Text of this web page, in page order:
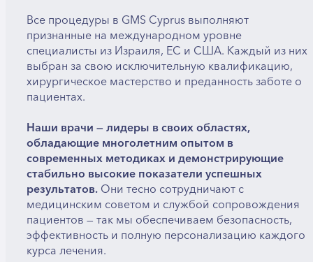
Все процедуры в GMS Cyprus выполняют
признанные на международном уровне
специалисты из Израиля, ЕС и США. Каждый из них
выбран за свою исключительную квалификацию,
хирургическое мастерство и преданность заботе о
пациентах.
Наши врачи — лидеры в своих областях,
обладающие многолетним опытом в
современных методиках и демонстрирующие
стабильно высокие показатели успешных
результатов.Они тесно сотрудничают с
медицинским советом и службой сопровождения
пациентов — так мы обеспечиваем безопасность,
эффективность и полную персонализацию каждого
курса лечения.